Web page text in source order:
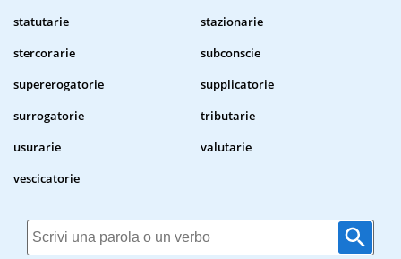
statutarie
stazionarie
stercorarie
subconscie
supererogatorie
supplicatorie
surrogatorie
tributarie
usurarie
valutarie
vescicatorie